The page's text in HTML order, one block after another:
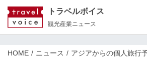
トラベルボイス
観光産業ニュース
HOME ニュース アジアからの個人旅行